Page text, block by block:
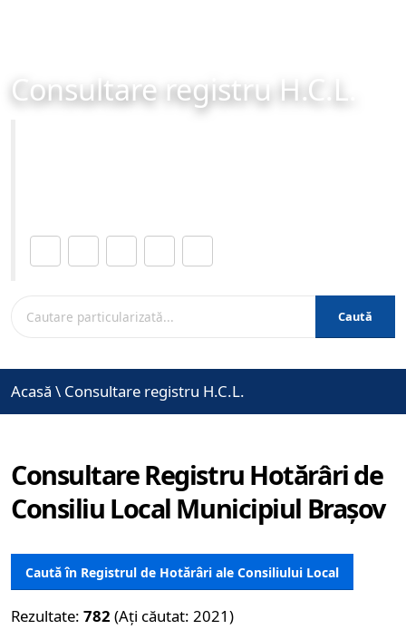
Consultare registru H.C.L.
Caută
Acasă \ Consultare registru H.C.L.
Consultare Registru Hotărâri de
Consiliu Local Municipiul Brașov
Caută în Registrul de Hotărâri ale Consiliului Local
Rezultate: 782 (Ați căutat: 2021)